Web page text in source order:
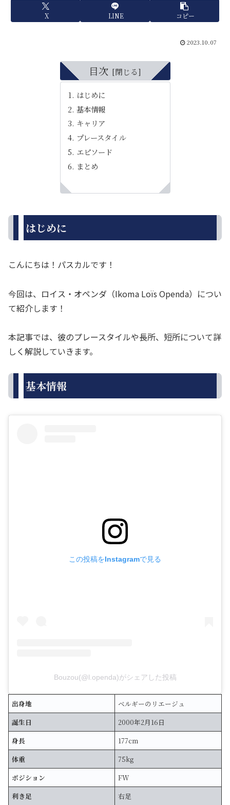
X LINE コピー
2023.10.07
目次
はじめに
基本情報
キャリア
プレースタイル
エピソード
まとめ
はじめに
こんにちは！パスカルです！
今回は、ロイス・オペンダ（Ikoma Loïs Openda）につい
て紹介します！
本記事では、彼のプレースタイルや長所、短所について詳
しく解説していきます。
基本情報
この投稿をInstagramで見る
Bouzou(@l.openda)がシェアした投稿
出身地
ベルギーのリエージュ
誕生日
2000年2月16日
身長
177cm
体重
75kg
ポジション
FW
利き足
右足